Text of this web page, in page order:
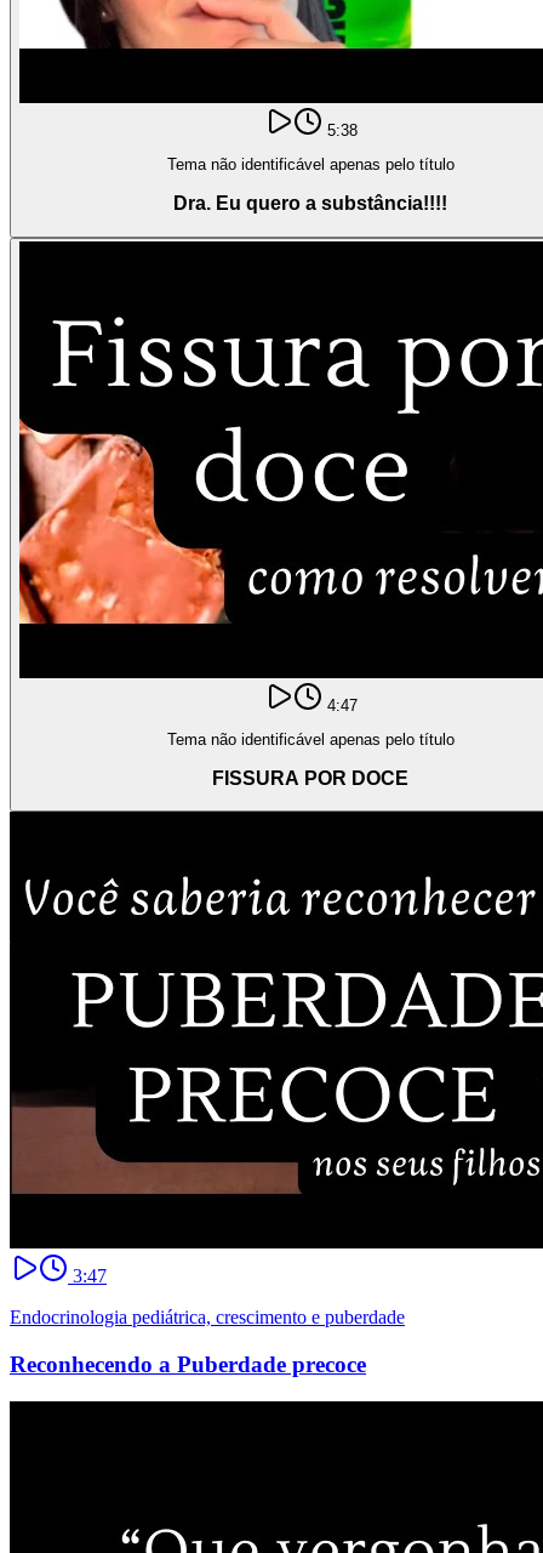
5:38
Tema não identificável apenas pelo título
Dra. Eu quero a substância!!!!
4:47
Tema não identificável apenas pelo título
FISSURA POR DOCE
3:47
Endocrinologia pediátrica, crescimento e puberdade
Reconhecendo a Puberdade precoce